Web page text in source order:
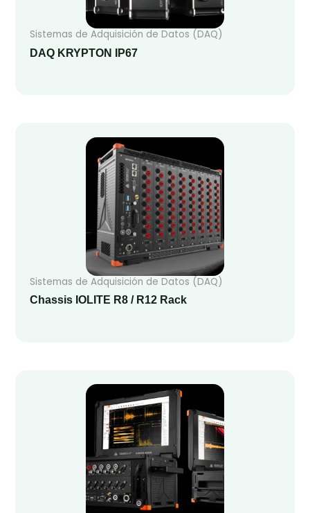
Sistemas de Adquisición de Datos (DAQ)
DAQ KRYPTON IP67
Sistemas de Adquisición de Datos (DAQ)
Chassis IOLITE R8 / R12 Rack